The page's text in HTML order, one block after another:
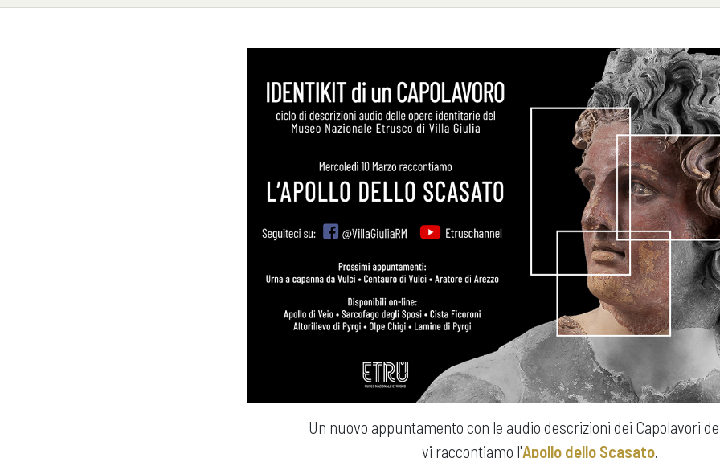
Un nuovo appuntamento con le audio descrizioni dei Capolavori
vi raccontiamo l'Apollo dello Scasato